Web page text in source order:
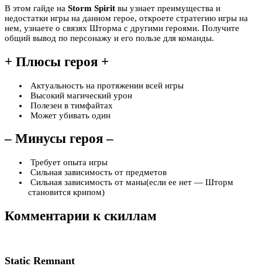
В этом гайде на Storm Spirit вы узнает преимущества и
недостатки игры на данном герое, откроете стратегию игры на
нем, узнаете о связях Шторма с другими героями. Получите
общий вывод по персонажу и его пользе для команды.
+ Плюсы героя +
Актуальность на протяжении всей игры
Высокий магический урон
Полезен в тимфайтах
Может убивать один
– Минусы героя –
Требует опыта игры
Сильная зависимость от предметов
Сильная зависимость от маны(если ее нет — Шторм
становится крипом)
Комментарии к скиллам
Static Remnant